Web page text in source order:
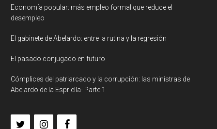
Economía popular: más empleo formal que reduce el
desempleo
El gabinete de Abelardo: entre la rutina y la regresión
El pasado conjugado en futuro
Cómplices del patriarcado y la corrupción: las ministras de
Abelardo de la Espriella- Parte 1